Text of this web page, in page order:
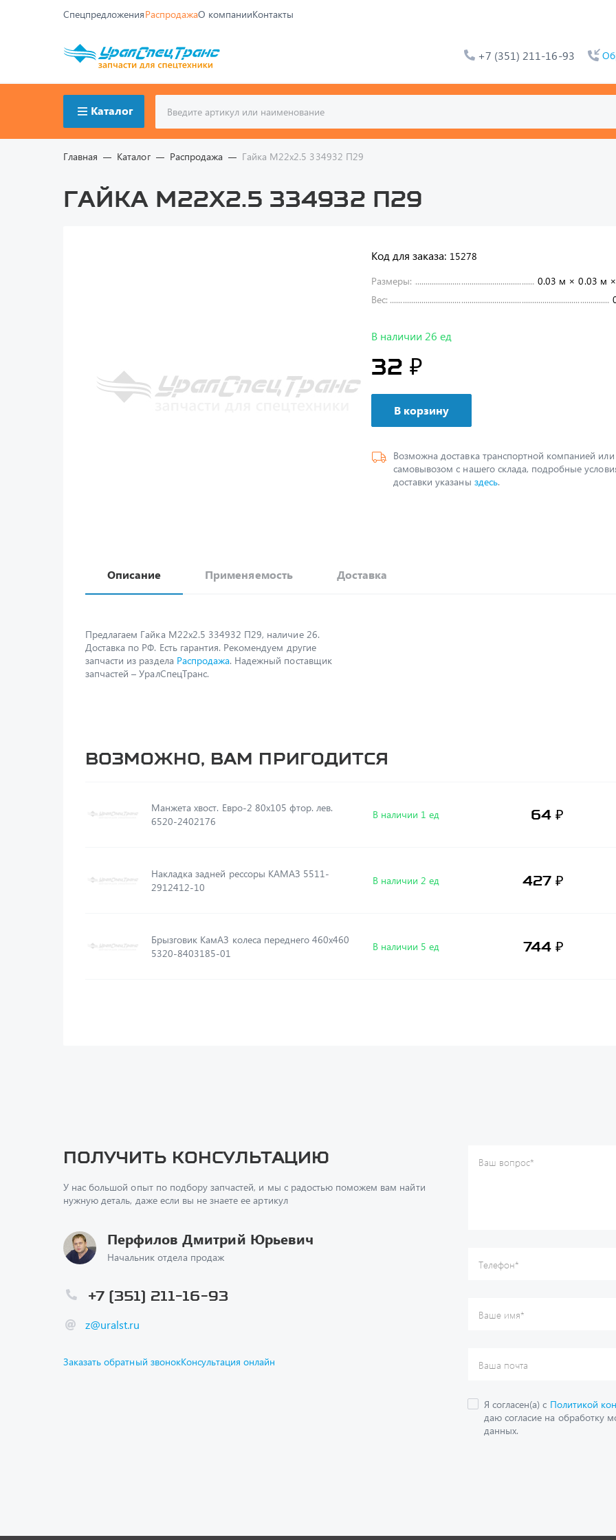
СпецпредложенияРаспродажаО компанииКонтакты
+7 (351) 211-16-93
Каталог
Главная Каталог Распродажа Гайка М22х2.5 334932 П29
Гайка М22х2.5 334932 П29
Код для заказа: 15278
Размеры:
0.03 м × 0.03 м
Вес:
В наличии 26 ед
32 ₽
В корзину
Возможна доставка транспортной компанией или
самовывозом с нашего склада, подробные
доставки указаны здесь.
Описание Применяемость Доставка
Предлагаем Гайка М22х2.5 334932 П29, наличие 26.
Доставка по РФ. Есть гарантия. Рекомендуем другие
запчасти из раздела Распродажа. Надежный поставщик
запчастей – УралСпецТранс.
Возможно, вам пригодится
Манжета хвост. Евро-2 80х105 фтор. лев.
6520-2402176
В наличии 1 ед 64 ₽
Накладка задней рессоры КАМАЗ 5511-
2912412-10
В наличии 2 ед 427 ₽
Брызговик КамАЗ колеса переднего 460х460
5320-8403185-01
В наличии 5 ед 744 ₽
Получить консультацию
У нас большой опыт по подбору запчастей, и мы с радостью поможем вам найти
нужную деталь, даже если вы не знаете ее артикул
Перфилов Дмитрий Юрьевич
Начальник отдела продаж
z@uralst.ru
+7 (351) 211-16-93
Заказать обратный звонокКонсультация онлайн
Ваш вопрос*